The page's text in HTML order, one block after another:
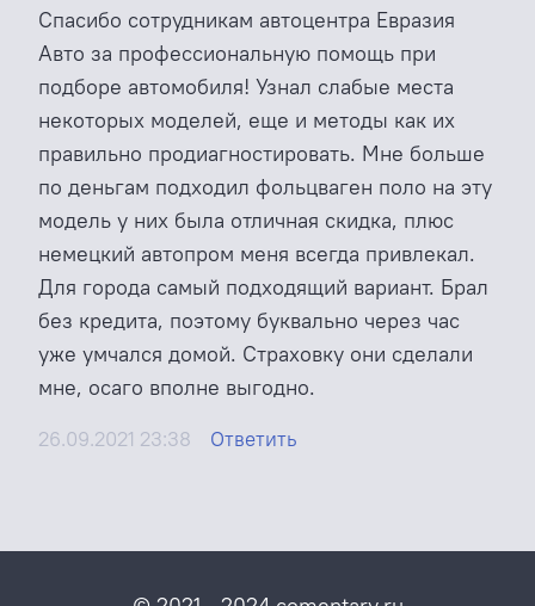
Спасибо сотрудникам автоцентра Евразия
Авто за профессиональную помощь при
подборе автомобиля! Узнал слабые места
некоторых моделей, еще и методы как их
правильно продиагностировать. Мне больше
по деньгам подходил фольцваген поло на эту
модель у них была отличная скидка, плюс
немецкий автопром меня всегда привлекал.
Для города самый подходящий вариант. Брал
без кредита, поэтому буквально через час
уже умчался домой. Страховку они сделали
мне, осаго вполне выгодно.
26.09.2021 23:38 Ответить